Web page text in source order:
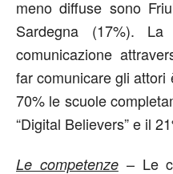
meno diffuse sono
Sardegna (17%).
comunicazione
far comunicare gli attori
70% le scuole
“Digital Believers” e il
Le competenze– Le